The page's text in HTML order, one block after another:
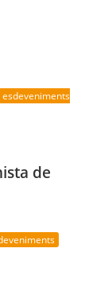
esdeveniments
de